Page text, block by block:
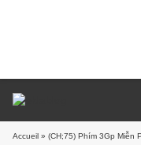
Accueil » (CH;75) Phím 3Gp Miễn